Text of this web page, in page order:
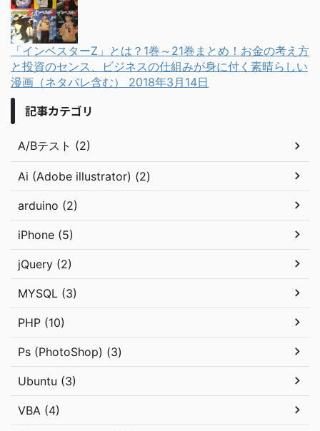
「インベスターZ」とは？1巻～21巻まとめ！お金の考え方
と投資のセンス、ビジネスの仕組みが身に付く素晴らしい
漫画（ネタバレ含む） 2018年3月14日
記事カテゴリ
A/Bテスト (2)
Ai (Adobe illustrator) (2)
arduino (2)
iPhone (5)
jQuery (2)
MYSQL (3)
PHP (10)
Ps (PhotoShop) (3)
Ubuntu (3)
VBA (4)